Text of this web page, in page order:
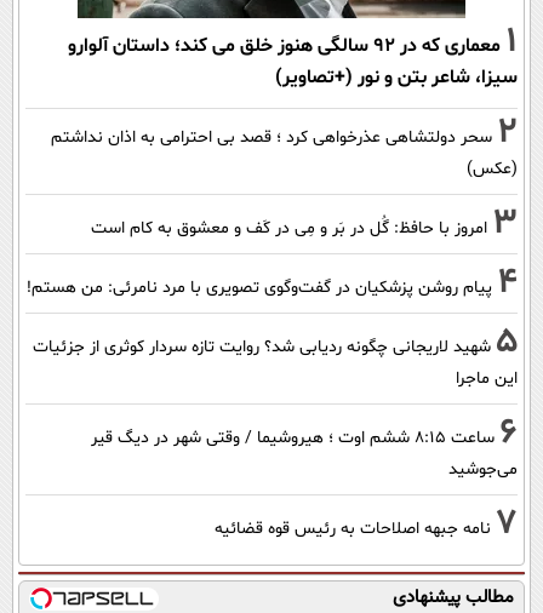
1
معماری که در 92 سالگی هنوز خلق می کند؛ داستان آلوارو
سیزا، شاعر بتن و نور (+تصاویر)
2 سحر دولتشاهی عذرخواهی کرد ؛ قصد بی احترامی به اذان نداشتم
(عکس)
3 امروز با حافظ: گُل در بَر و مِی در کَف و معشوق به کام است
4 پیام روشن پزشکیان در گفت‌و‌گوی تصویری با مرد نامرئی: من هستم!
5 شهید لاریجانی چگونه ردیابی شد؟ روایت تازه سردار کوثری از جزئیات
این ماجرا
6
ساعت ۸:۱۵ ششم اوت ؛ هیروشیما / وقتی شهر در دیگ قیر
می‌جوشید
7 نامه جبهه اصلاحات به رئیس قوه قضائیه
مطالب پیشنهادی